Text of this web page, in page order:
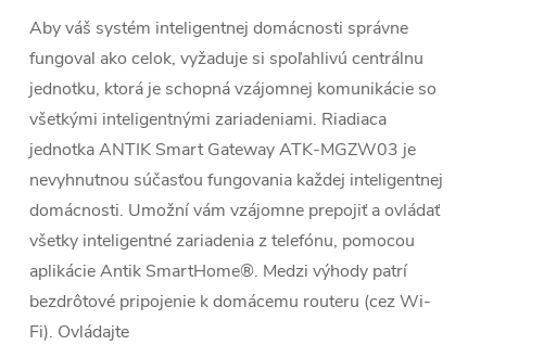
Aby váš systém inteligentnej domácnosti správne
fungoval ako celok, vyžaduje si spoľahlivú centrálnu
jednotku, ktorá je schopná vzájomnej komunikácie so
všetkými inteligentnými zariadeniami. Riadiaca
jednotka ANTIK Smart GatewayATK-MGZW03 je
nevyhnutnou súčasťou fungovania každej inteligentnej
domácnosti. Umožní vám vzájomne prepojiť a ovládať
všetky inteligentné zariadenia z telefónu, pomocou
aplikácie Antik SmartHome®. Medzi výhody patrí
bezdrôtové pripojenie k domácemu routeru (cez Wi-
Fi). Ovládajte